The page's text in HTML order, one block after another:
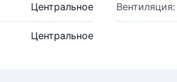
Центральное Вентиляция:
Центральное